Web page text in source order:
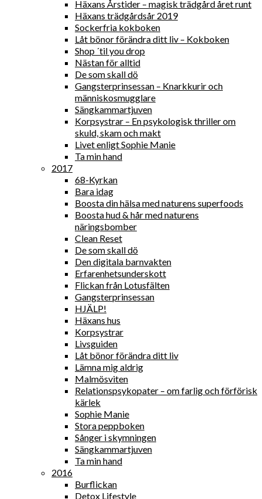
Häxans Årstider – magisk trädgård året runt
Häxans trädgårdsår 2019
Sockerfria kokboken
Låt bönor förändra ditt liv – Kokboken
Shop ´til you drop
Nästan för alltid
De som skall dö
Gangsterprinsessan – Knarkkurir och
människosmugglare
Sängkammartjuven
Korpsystrar – En psykologisk thriller om
skuld, skam och makt
Livet enligt Sophie Manie
Ta min hand
2017
68-Kyrkan
Bara idag
Boosta din hälsa med naturens superfoods
Boosta hud & hår med naturens
näringsbomber
Clean Reset
De som skall dö
Den digitala barnvakten
Erfarenhetsunderskott
Flickan från Lotusfälten
Gangsterprinsessan
HJÄLP!
Häxans hus
Korpsystrar
Livsguiden
Låt bönor förändra ditt liv
Lämna mig aldrig
Malmösviten
Relationspsykopater – om farlig och förförisk
kärlek
Sophie Manie
Stora peppboken
Sånger i skymningen
Sängkammartjuven
Ta min hand
2016
Burflickan
Detox Lifestyle